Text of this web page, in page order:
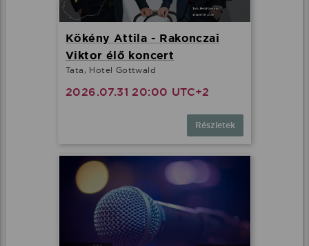
Kökény Attila - Rakonczai
Viktor élő koncert
Tata, Hotel Gottwald
2026.07.31 20:00 UTC+2
Részletek